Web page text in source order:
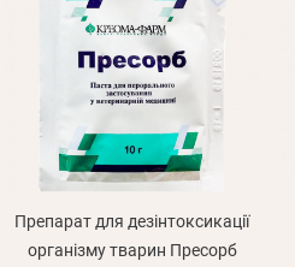
Препарат для дезінтоксикації
організму тварин Пресорб